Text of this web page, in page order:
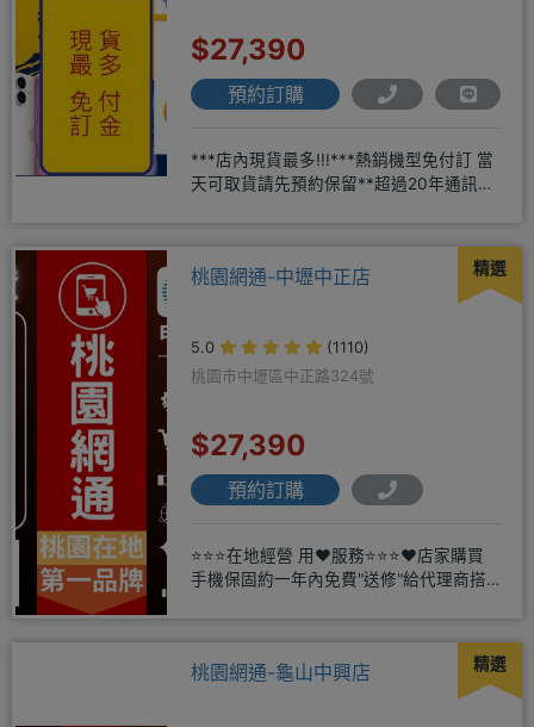
$27,390
預約訂購
***店內現貨最多!!!***熱銷機型免付訂 當
天可取貨請先預約保留**超過20年通訊經
精選
桃園網通-中壢中正店
5.0
(1110)
桃園市中壢區中正路324號
$27,390
預約訂購
⭐⭐⭐在地經營 用❤️服務⭐⭐⭐❤️店家購買
手機保固約一年內免費"送修"給代理商搭
精選
桃園網通-龜山中興店